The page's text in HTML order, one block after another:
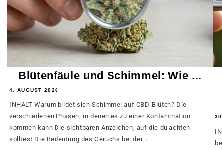
Blütenfäule und Schimmel: Wie ...
4. AUGUST 2026
INHALT Warum bildet sich Schimmel auf CBD-Blüten? Die
verschiedenen Phasen, in denen es zu einer Kontamination
kommen kann Die sichtbaren Anzeichen, auf die du achten
solltest Die Bedeutung des Geruchs bei der...